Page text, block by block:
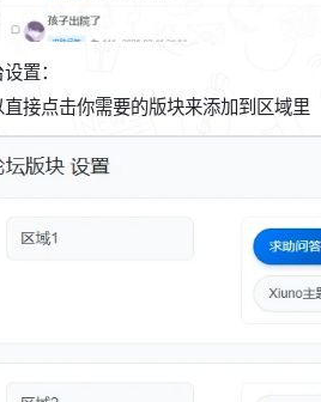
置：
接点击你需要的版块来添加到区域里